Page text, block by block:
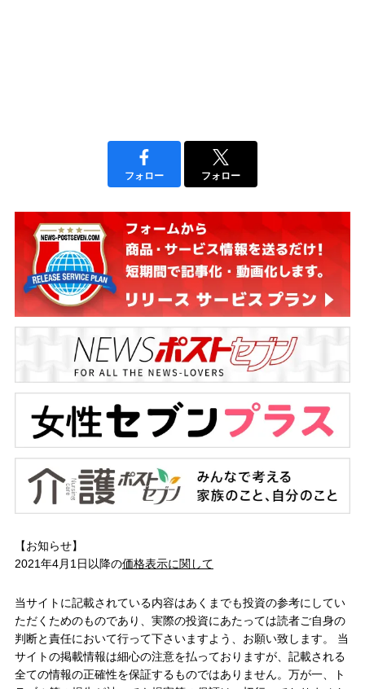
フォロー フォロー
【お知らせ】
2021年4月1日以降の価格表示に関して
当サイトに記載されている内容はあくまでも投資の参考にしてい
ただくためのものであり、実際の投資にあたっては読者ご自身の
判断と責任において行って下さいますよう、お願い致します。 当
サイトの掲載情報は細心の注意を払っておりますが、記載される
全ての情報の正確性を保証するものではありません。万が一、ト